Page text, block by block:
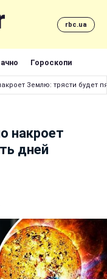
rbc.ua
Гороскопи
Землю: трясти будет
накроет
дней